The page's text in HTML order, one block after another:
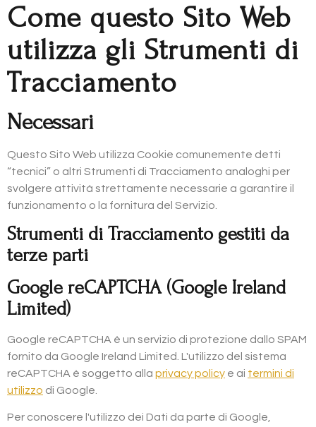
Come questo Sito Web
utilizza gli Strumenti di
Tracciamento
Necessari
Questo Sito Web utilizza Cookie comunemente detti
“tecnici” o altri Strumenti di Tracciamento analoghi per
svolgere attività strettamente necessarie a garantire il
funzionamento o la fornitura del Servizio.
Strumenti di Tracciamento gestiti da
terze parti
Google reCAPTCHA (Google Ireland
Limited)
Google reCAPTCHA è un servizio di protezione dallo SPAM
fornito da Google Ireland Limited. L'utilizzo del sistema
reCAPTCHA è soggetto alla privacy policy e ai termini di
utilizzo di Google.
Per conoscere l'utilizzo dei Dati da parte di Google,